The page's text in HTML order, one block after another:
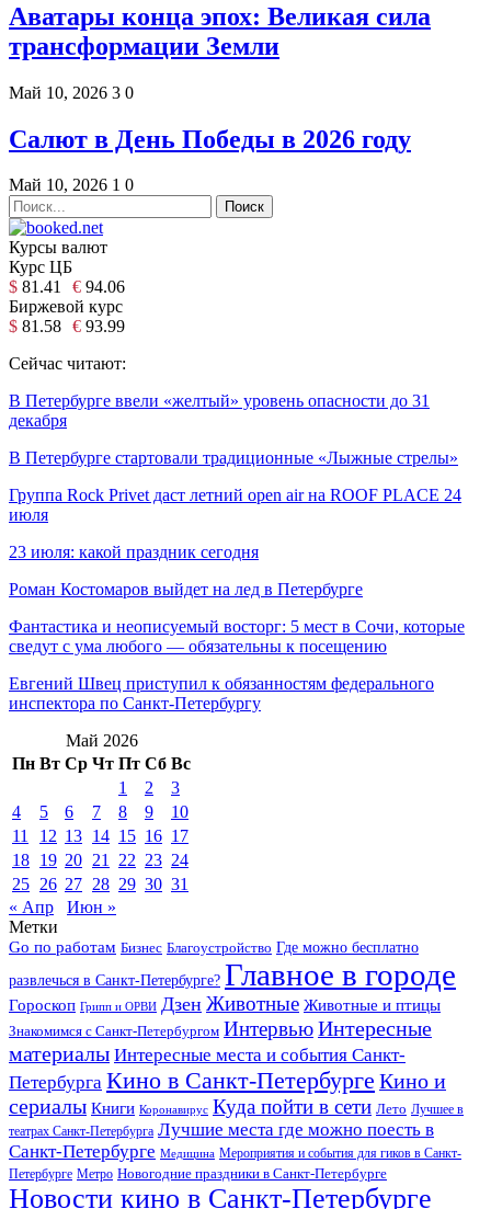
Аватары конца эпох: Великая сила
трансформации Земли
Май 10, 2026 3 0
Салют в День Победы в 2026 году
Май 10, 2026 1 0
Курсы валют
Курс ЦБ
$ 81.41 € 94.06
Биржевой курс
$ 81.58 € 93.99
Сейчас читают:
В Петербурге ввели «желтый» уровень опасности до 31
декабря
В Петербурге стартовали традиционные «Лыжные стрелы»
Группа Rock Privet даст летний open air на ROOF PLACE 24
июля
23 июля: какой праздник сегодня
Роман Костомаров выйдет на лед в Петербурге
Фантастика и неописуемый восторг: 5 мест в Сочи, которые
сведут с ума любого — обязательны к посещению
Евгений Швец приступил к обязанностям федерального
инспектора по Санкт-Петербургу
Май 2026
Пн Вт Ср Чт Пт Сб Вс
1
2
3
4
5 6 7 8 9
10
11
12 13 14 15 16 17
18 19 20 21 22 23 24
25 26 27 28 29 30 31
« Апр
Июн »
Метки
Go по работам Бизнес Благоустройство Где можно бесплатно
развлечься в Санкт-Петербурге? Главное в городе
Гороскоп Грипп и ОРВИ Дзен Животные Животные и птицы
Знакомимся с Санкт-Петербургом ИнтервьюИнтересные
материалы Интересные места и события Санкт-
Петербурга Кино в Санкт-Петербурге Кино и
сериалы Книги Коронавирус Куда пойти в сети Лето Лучшее в
театрах Санкт-Петербурга Лучшие места где можно поесть в
Санкт-Петербурге Медицина Мероприятия и события для гиков в Санкт-
Петербурге Метро Новогодние праздники в Санкт-Петербурге
Новости кино в Санкт-Петербурге